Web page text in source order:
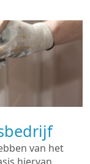
van het